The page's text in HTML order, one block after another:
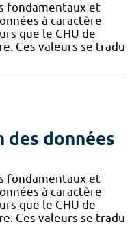
fondamentaux et
à caractère
que le CHU de
Ces valeurs se tradu
données
fondamentaux et
à caractère
que le CHU de
Ces valeurs se tradu